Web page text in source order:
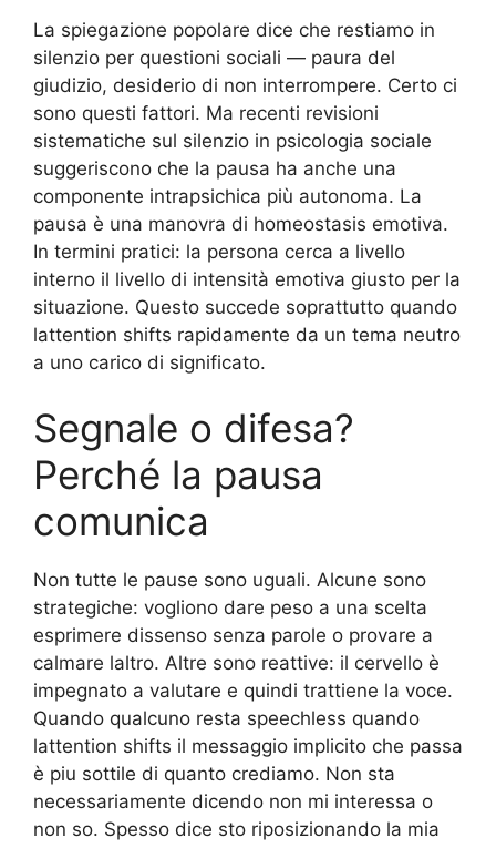
La spiegazione popolare dice che restiamo in
silenzio per questioni sociali — paura del
giudizio, desiderio di non interrompere. Certo ci
sono questi fattori. Ma recenti revisioni
sistematiche sul silenzio in psicologia sociale
suggeriscono che la pausa ha anche una
componente intrapsichica più autonoma. La
pausa è una manovra di homeostasis emotiva.
In termini pratici: la persona cerca a livello
interno il livello di intensità emotiva giusto per la
situazione. Questo succede soprattutto quando
lattention shifts rapidamente da un tema neutro
a uno carico di significato.
Segnale o difesa?
Perché la pausa
comunica
Non tutte le pause sono uguali. Alcune sono
strategiche: vogliono dare peso a una scelta
esprimere dissenso senza parole o provare a
calmare laltro. Altre sono reattive: il cervello è
impegnato a valutare e quindi trattiene la voce.
Quando qualcuno resta speechless quando
lattention shifts il messaggio implicito che passa
è piu sottile di quanto crediamo. Non sta
necessariamente dicendo non mi interessa o
non so. Spesso dice sto riposizionando la mia